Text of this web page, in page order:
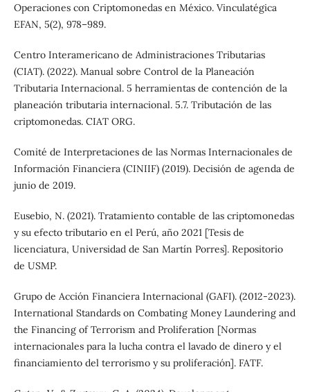
Operaciones con Criptomonedas en México. Vinculatégica
EFAN, 5(2), 978–989.
Centro Interamericano de Administraciones Tributarias
(CIAT). (2022). Manual sobre Control de la Planeación
Tributaria Internacional. 5 herramientas de contención de la
planeación tributaria internacional. 5.7. Tributación de las
criptomonedas. CIAT ORG.
Comité de Interpretaciones de las Normas Internacionales de
Información Financiera (CINIIF) (2019). Decisión de agenda de
junio de 2019.
Eusebio, N. (2021). Tratamiento contable de las criptomonedas
y su efecto tributario en el Perú, año 2021 [Tesis de
licenciatura, Universidad de San Martín Porres]. Repositorio
de USMP.
Grupo de Acción Financiera Internacional (GAFI). (2012-2023).
International Standards on Combating Money Laundering and
the Financing of Terrorism and Proliferation [Normas
internacionales para la lucha contra el lavado de dinero y el
financiamiento del terrorismo y su proliferación]. FATF.